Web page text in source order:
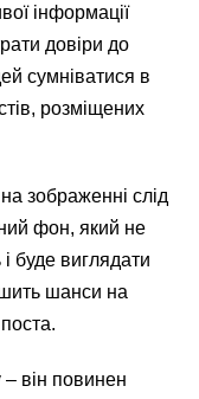
інформації
довіри до
сумніватися в
розміщених
зображенні слід
фон, який не
і буде виглядати
шанси на
– він повинен